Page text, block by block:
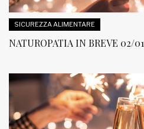
SICUREZZA ALIMENTARE
NATUROPATIA IN BREVE 02/01